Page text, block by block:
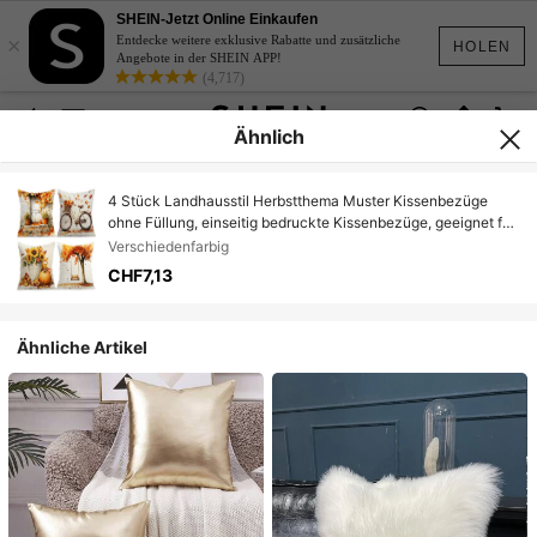
HOLEN
×
SHEIN-Jetzt Online Einkaufen
Entdecke weitere exklusive Rabatte und zusätzliche
Angebote in der SHEIN APP!
(4,717)
Ähnlich
4 Stück Landhausstil Herbstthema Muster Kissenbezüge
ohne Füllung, einseitig bedruckte Kissenbezüge, geeignet für
Wohnzimmer, Schlafzimmer, Heimdekoration, Ganzjahres-
Kissenbezüge
Verschiedenfarbig
CHF7,13
Ähnliche Artikel